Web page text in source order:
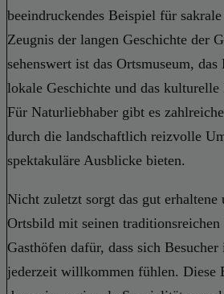
beeindruckendes Beispiel für
Zeugnis der langen Geschichte der
sehenswert ist das Ortsmuseum,
lokale Geschichte und das
Für Naturliebhaber gibt es
durch die landschaftlich reizvolle
spektakuläre Ausblicke bieten.
Nicht zuletzt sorgt das gut erhaltene
Ortsbild mit seinen traditionsreichen
Gasthöfen dafür, dass sich
jederzeit willkommen fühlen. Diese